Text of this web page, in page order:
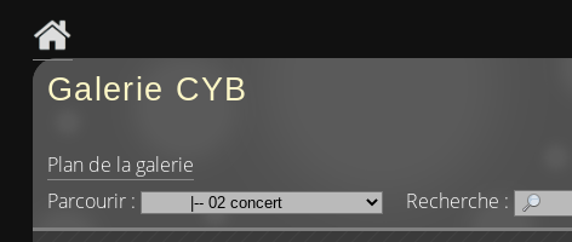
Galerie CYB
Plan de la galerie
Parcourir :
Recherche :